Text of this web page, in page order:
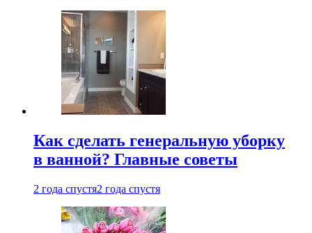
Как сделать генеральную уборку
в ванной? Главные советы
2 года спустя2 года спустя